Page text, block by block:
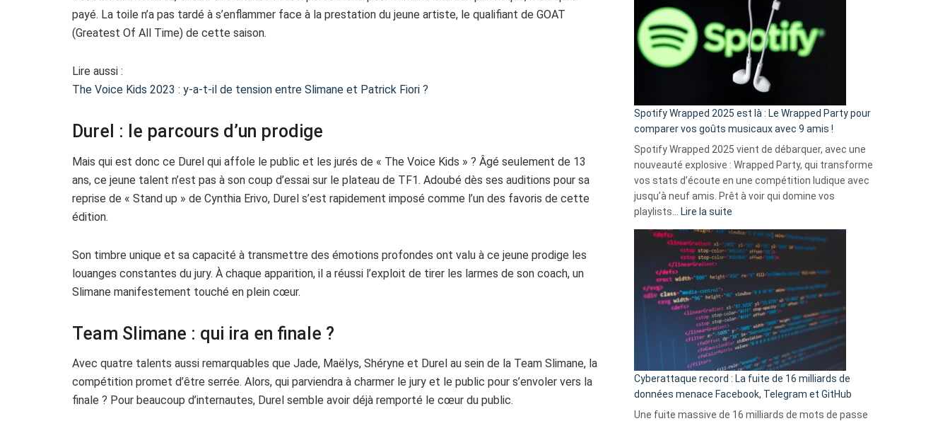
payé. La toile n’a pas tardé à s’enflammer face à la prestation du jeune artiste, le qualifiant de GOAT
(Greatest Of All Time) de cette saison.
Lire aussi :
The Voice Kids 2023 : y-a-t-il de tension entre Slimane et Patrick Fiori ?
Durel : le parcours d’un prodige
Mais qui est donc ce Durel qui affole le public et les jurés de « The Voice Kids » ? Âgé seulement de 13
ans, ce jeune talent n’est pas à son coup d’essai sur le plateau de TF1. Adoubé dès ses auditions pour sa
reprise de « Stand up » de Cynthia Erivo, Durel s’est rapidement imposé comme l’un des favoris de cette
édition.
Son timbre unique et sa capacité à transmettre des émotions profondes ont valu à ce jeune prodige les
louanges constantes du jury. À chaque apparition, il a réussi l’exploit de tirer les larmes de son coach, un
Slimane manifestement touché en plein cœur.
Team Slimane : qui ira en finale ?
Avec quatre talents aussi remarquables que Jade, Maëlys, Shéryne et Durel au sein de la Team Slimane, la
compétition promet d’être serrée. Alors, qui parviendra à charmer le jury et le public pour s’envoler vers la
finale ? Pour beaucoup d’internautes, Durel semble avoir déjà remporté le cœur du public.
je
n’ai
pas
de
cash
»
Solly
change
la
vie
sans-
abri
en
3
secondes
Spotify Wrapped 2025 est là : Le Wrapped Party pour
comparer vos goûts musicaux avec 9 amis !
Spotify Wrapped 2025 vient de débarquer, avec une
nouveauté explosive : Wrapped Party, qui transforme
vos stats d’écoute en une compétition ludique avec
jusqu’à neuf amis. Prêt à voir qui domine vos
playlists…
Lire la suite
Wrapped
2025
est
:
Le
Wrapped
Party
pour
comparer
vos
goûts
Cyberattaque record : La fuite de 16 milliards de
données menace Facebook, Telegram et GitHub
Une fuite massive de 16 milliards de mots de passe